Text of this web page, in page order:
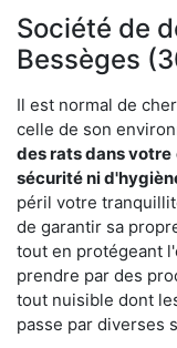
Société de
Bessèges
Il est normal de
celle de son
des rats dans votre
sécurité ni
péril votre
de garantir sa
tout en protégeant
prendre par des
tout nuisible dont
passe par diverses